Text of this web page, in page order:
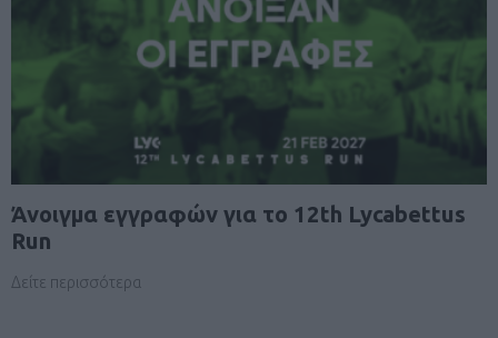
Άνοιγμα εγγραφών για το 12th Lycabettus
Run
Δείτε περισσότερα